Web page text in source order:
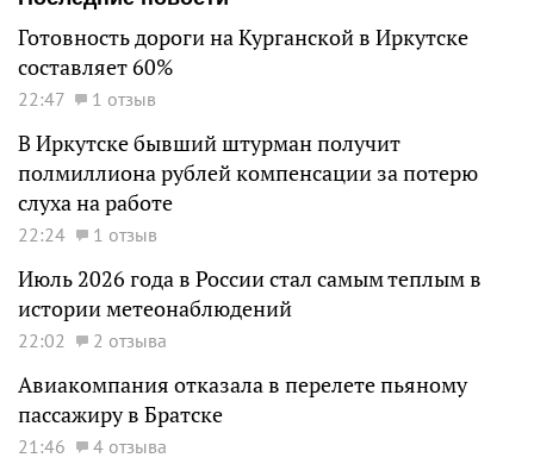
Готовность дороги на Курганской в Иркутске
составляет 60%
22:47 1 отзыв
В Иркутске бывший штурман получит
полмиллиона рублей компенсации за потерю
слуха на работе
22:24 1 отзыв
Июль 2026 года в России стал самым теплым в
истории метеонаблюдений
22:02 2 отзыва
Авиакомпания отказала в перелете пьяному
пассажиру в Братске
21:46
4 отзыва